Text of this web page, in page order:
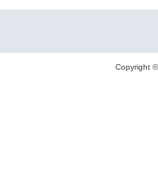
Copyright